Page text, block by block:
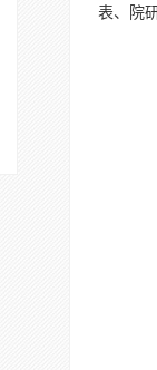
表、院